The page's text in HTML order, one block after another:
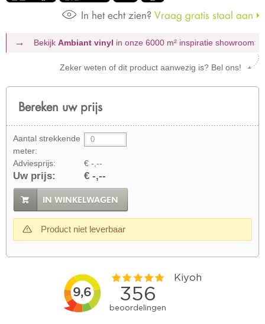
In het echt zien? Vraag gratis staal aan
Bekijk Ambiant vinyl in onze 6000 m² inspiratie showroom
Zeker weten of dit product aanwezig is? Bel ons!
Bereken uw prijs
Aantal strekkende
meter:
Adviesprijs:
€ -,--
Uw prijs: € -,--
IN WINKELWAGEN
Product niet leverbaar